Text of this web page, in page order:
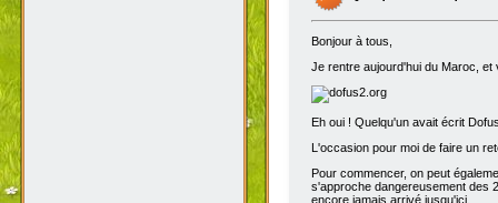
Bonjour à tous,
Je rentre aujourd'hui du Maroc, et
Eh oui ! Quelqu'un avait écrit
L'occasion pour moi de faire un
Pour commencer, on peut
s'approche dangereusement des
encore jamais arrivé jusqu'ici.